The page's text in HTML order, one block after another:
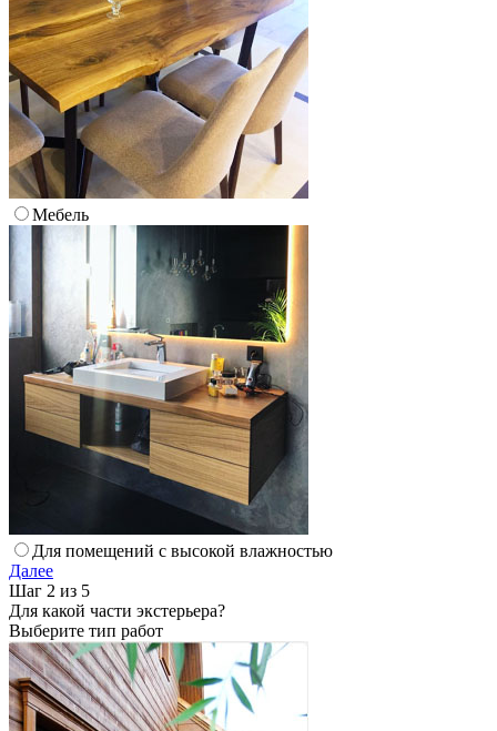
Мебель
Для помещений с высокой влажностью
Далее
Шаг 2 из 5
Для какой части экстерьера?
Выберите тип работ